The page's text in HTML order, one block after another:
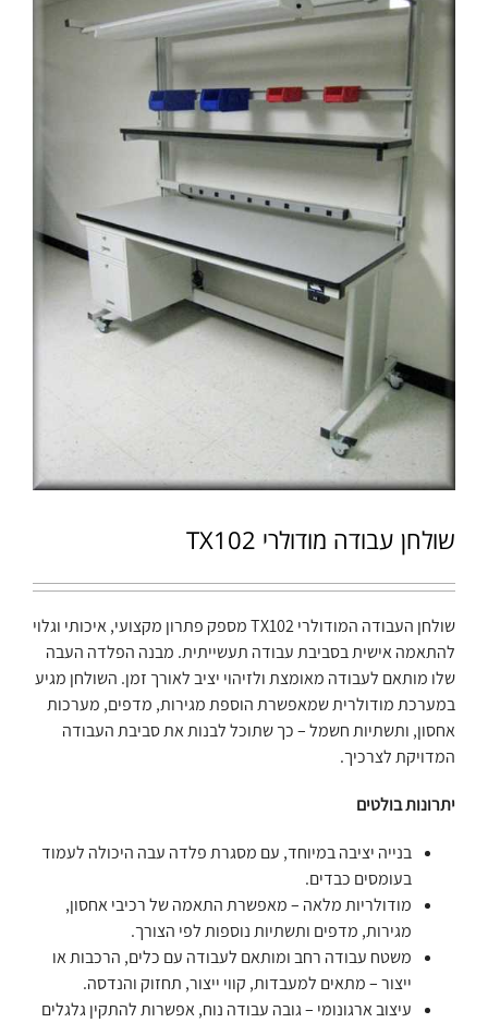
שולחן עבודה מודולרי TX102
שולחן העבודה המודולרי TX102 מספק פתרון מקצועי, איכותי וגלוי
להתאמה אישית בסביבת עבודה תעשייתית. מבנה הפלדה העבה
שלו מותאם לעבודה מאומצת ולזיהוי יציב לאורך זמן. השולחן מגיע
במערכת מודולרית שמאפשרת הוספת מגירות, מדפים, מערכות
אחסון, ותשתיות חשמל – כך שתוכל לבנות את סביבת העבודה
המדויקת לצרכיך.
יתרונות בולטים
בנייה יציבה במיוחד, עם מסגרת פלדה עבה היכולה לעמוד
בעומסים כבדים.
מודולריות מלאה – מאפשרת התאמה של רכיבי אחסון,
מגירות, מדפים ותשתיות נוספות לפי הצורך.
משטח עבודה רחב ומותאם לעבודה עם כלים, הרכבות או
ייצור – מתאים למעבדות, קווי ייצור, תחזוק והנדסה.
עיצוב ארגונומי – גובה עבודה נוח, אפשרות להתקין גלגלים